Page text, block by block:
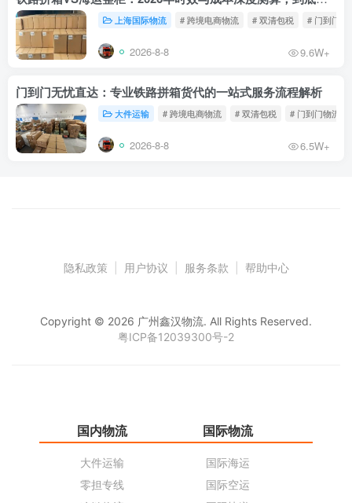
上海国际物流 # 跨境电商物流 # 双清包税 # 门到门物
2026-8-8 9.6W+
门到门无忧直达：专业铁路拼箱货代的一站式服务流程解析
大件运输 # 跨境电商物流 # 双清包税 # 门到门物流
2026-8-8 6.5W+
隐私政策 用户协议 服务条款 帮助中心
Copyright © 2026 广州鑫汉物流. All Rights Reserved.
粤ICP备12039300号-2
国内物流
大件运输
零担专线
国际物流
国际海运
国际空运